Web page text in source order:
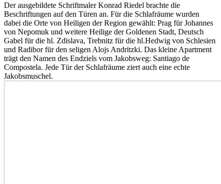
Der ausgebildete Schriftmaler Konrad Riedel brachte die
Beschriftungen auf den Türen an. Für die Schlafräume wurden
dabei die Orte von Heiligen der Region gewählt: Prag für Johannes
von Nepomuk und weitere Heilige der Goldenen Stadt, Deutsch
Gabel für die hl. Zdislava, Trebnitz für die hl.Hedwig von Schlesien
und Radibor für den seligen Alojs Andritzki. Das kleine Apartment
trägt den Namen des Endziels vom Jakobsweg: Santiago de
Compostela. Jede Tür der Schlafräume ziert auch eine echte
Jakobsmuschel.